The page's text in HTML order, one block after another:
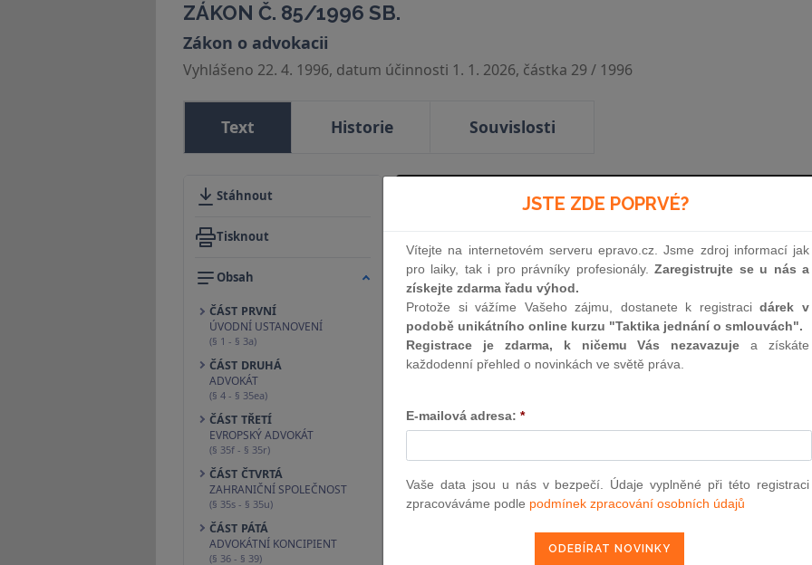
ZÁKON Č. 85/1996 SB.
Zákon o advokacii
Vyhlášeno 22. 4. 1996, datum účinnosti 1. 1. 2026, částka 29 / 1996
Text Historie Souvislosti
Stáhnout
Tisknout
Obsah
ČÁST PRVNÍ
ÚVODNÍ USTANOVENÍ
(§ 1 - § 3a)
ČÁST DRUHÁ
ADVOKÁT
(§ 4 - § 35ea)
ČÁST TŘETÍ
EVROPSKÝ ADVOKÁT
(§ 35f - § 35r)
ČÁST ČTVRTÁ
ZAHRANIČNÍ SPOLEČNOST
(§ 35s - § 35u)
ČÁST PÁTÁ
ADVOKÁTNÍ KONCIPIENT
(§ 36 - § 39)
od 1. 1. 2026
85
ZÁKON
ze dne 13. března 1996
Parlament se usnesl na tomto zákoně České
ČÁST PRVNÍ
ÚVODNÍ USTANOVENÍ
JSTE ZDE POPRVÉ?
Vítejte na internetovém serveru epravo.cz. Jsme zdroj informací jak
pro laiky, tak i pro právníky profesionály.Zaregistrujte se u nás a
získejte zdarma řadu výhod.
Protože si vážíme Vašeho zájmu, dostanete k registracidárek v
podobě unikátního online kurzu "Taktika jednání o smlouvách".
Registrace je zdarma, k ničemu Vás nezavazuje a získáte
každodenní přehled o novinkách ve světě práva.
E-mailová adresa: *
Vaše data jsou u nás v bezpečí. Údaje vyplněné při této registraci
zpracováváme podle podmínek zpracování osobních údajů